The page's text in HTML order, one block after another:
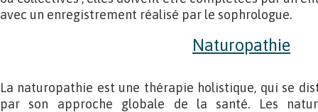
avec un enregistrement réalisé par le sophrologue.
Naturopathie
La naturopathie est une thérapie holistique, qui se
par son approche globale de la santé. Les